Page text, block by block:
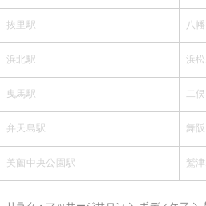
抜里駅 八
浜北駅 浜
曳馬駅 二
弁天島駅 舞
美薗中央公園駅 鷲